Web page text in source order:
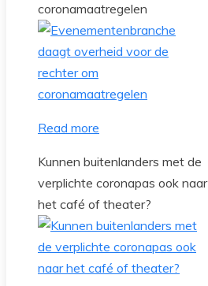
coronamaatregelen
Read more
Kunnen buitenlanders met de
verplichte coronapas ook naar
het café of theater?